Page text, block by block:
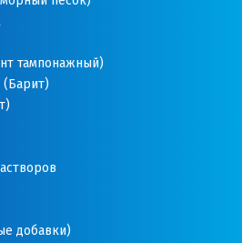
тампонажный)
добавки)